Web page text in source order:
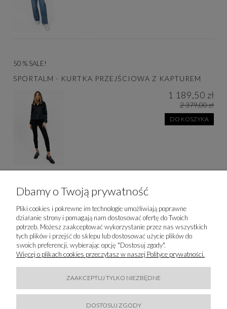
50 % SALE!
SPORTALM - KURTKA PRZEJŚCIOWA Z KAPTUREM
1 189,50 zł
2 379,00 zł
DO KOSZYKA
50 % SALE!
DIEGO M. - KURTKA PIKOWANA DWUSTRONNA
1 299,50 zł
2 599,00 zł
DO KOSZYKA
Dbamy o Twoją prywatność
Pliki cookies i pokrewne im technologie umożliwiają poprawne
działanie strony i pomagają nam dostosować ofertę do Twoich
potrzeb. Możesz zaakceptować wykorzystanie przez nas wszystkich
tych plików i przejść do sklepu lub dostosować użycie plików do
swoich preferencji, wybierając opcję "Dostosuj zgody".
Więcej o plikach cookies przeczytasz w naszej Polityce prywatności.
ZAAKCEPTUJ TYLKO NIEZBĘDNE
DOSTOSUJ ZGODY